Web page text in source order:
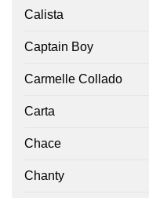
Calista
Captain Boy
Carmelle Collado
Carta
Chace
Chanty